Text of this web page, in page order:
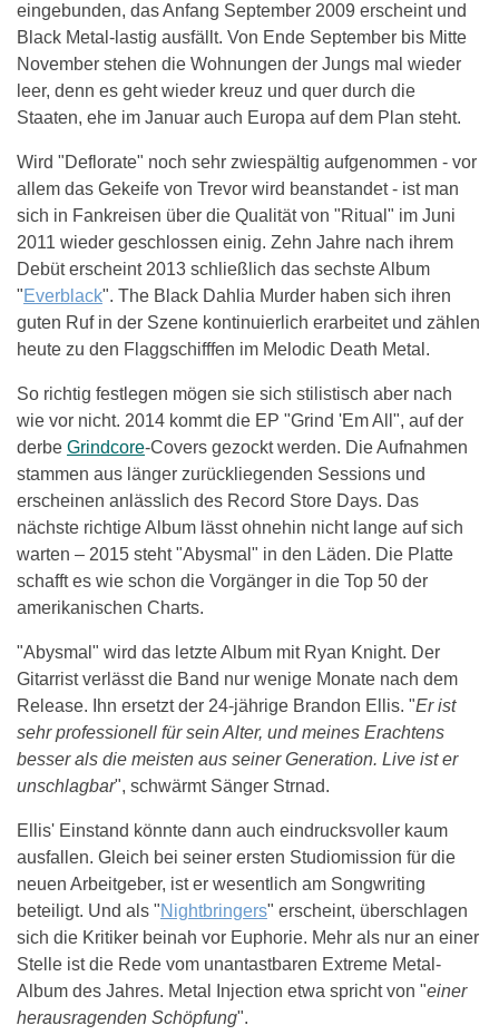
eingebunden, das Anfang September 2009 erscheint und
Black Metal-lastig ausfällt. Von Ende September bis Mitte
November stehen die Wohnungen der Jungs mal wieder
leer, denn es geht wieder kreuz und quer durch die
Staaten, ehe im Januar auch Europa auf dem Plan steht.
Wird "Deflorate" noch sehr zwiespältig aufgenommen - vor
allem das Gekeife von Trevor wird beanstandet - ist man
sich in Fankreisen über die Qualität von "Ritual" im Juni
2011 wieder geschlossen einig. Zehn Jahre nach ihrem
Debüt erscheint 2013 schließlich das sechste Album
"Everblack". The Black Dahlia Murder haben sich ihren
guten Ruf in der Szene kontinuierlich erarbeitet und zählen
heute zu den Flaggschifffen im Melodic Death Metal.
So richtig festlegen mögen sie sich stilistisch aber nach
wie vor nicht. 2014 kommt die EP "Grind 'Em All", auf der
derbe Grindcore-Covers gezockt werden. Die Aufnahmen
stammen aus länger zurückliegenden Sessions und
erscheinen anlässlich des Record Store Days. Das
nächste richtige Album lässt ohnehin nicht lange auf sich
warten – 2015 steht "Abysmal" in den Läden. Die Platte
schafft es wie schon die Vorgänger in die Top 50 der
amerikanischen Charts.
"Abysmal" wird das letzte Album mit Ryan Knight. Der
Gitarrist verlässt die Band nur wenige Monate nach dem
Release. Ihn ersetzt der 24-jährige Brandon Ellis. "Er ist
sehr professionell für sein Alter, und meines Erachtens
besser als die meisten aus seiner Generation. Live ist er
unschlagbar", schwärmt Sänger Strnad.
Ellis' Einstand könnte dann auch eindrucksvoller kaum
ausfallen. Gleich bei seiner ersten Studiomission für die
neuen Arbeitgeber, ist er wesentlich am Songwriting
beteiligt. Und als "Nightbringers" erscheint, überschlagen
sich die Kritiker beinah vor Euphorie. Mehr als nur an einer
Stelle ist die Rede vom unantastbaren Extreme Metal-
Album des Jahres. Metal Injection etwa spricht von "einer
herausragenden Schöpfung".